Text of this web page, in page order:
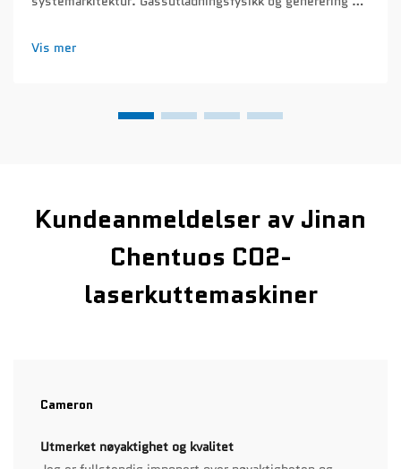
sin stråle ved hjelp av prinsippene for gassutladning. Når
strøm går gjennom en forseglet …
Vis mer
Kundeanmeldelser av Jinan
Chentuos CO2-
laserkuttemaskiner
Cameron
Utmerket nøyaktighet og kvalitet